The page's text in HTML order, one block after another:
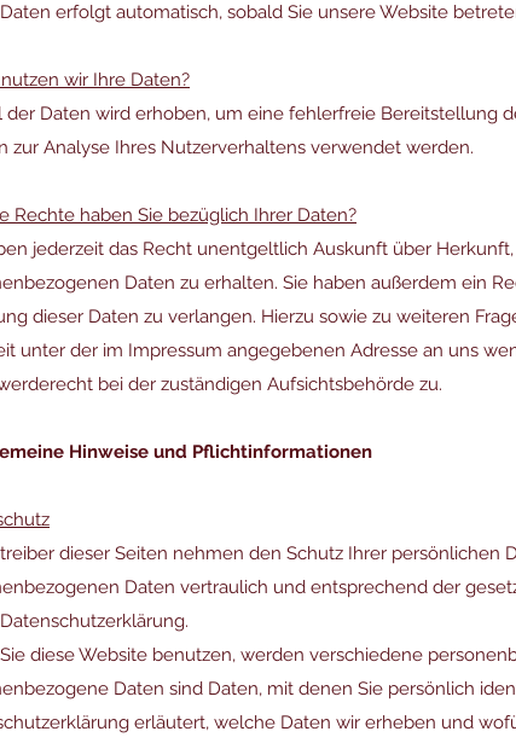
erfolgt automatisch, sobald Sie unsere Website
wir Ihre Daten?
der Daten wird erhoben, um eine fehlerfreie Bereitstellung
zur Analyse Ihres Nutzerverhaltens verwendet werden.
Rechte haben Sie bezüglich Ihrer Daten?
jederzeit das Recht unentgeltlich Auskunft über
Daten zu erhalten. Sie haben außerdem ein
dieser Daten zu verlangen. Hierzu sowie zu weiteren
unter der im Impressum angegebenen Adresse an uns
bei der zuständigen Aufsichtsbehörde zu.
Hinweise und Pflichtinformationen
dieser Seiten nehmen den Schutz Ihrer persönlichen
Daten vertraulich und entsprechend der
diese Website benutzen, werden verschiedene
Daten sind Daten, mit denen Sie persönlich
erläutert, welche Daten wir erheben und